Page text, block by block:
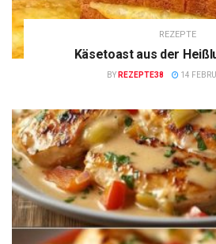
REZEPTE
Käsetoast aus der
BY REZEPTE38 14